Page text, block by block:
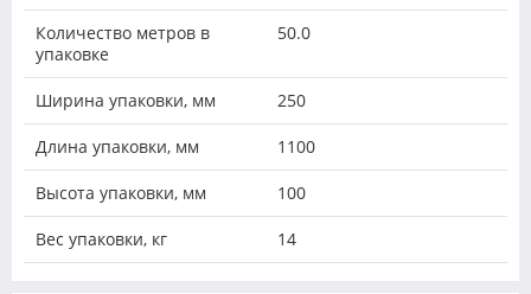
Количество метров в
упаковке
50.0
Ширина упаковки, мм 250
Длина упаковки, мм 1100
Высота упаковки, мм 100
Вес упаковки, кг 14